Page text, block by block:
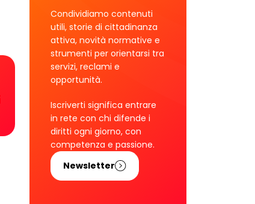
Condividiamo contenuti
utili, storie di cittadinanza
attiva, novità normative e
strumenti per orientarsi tra
servizi, reclami e
opportunità.
Iscriverti significa entrare
in rete con chi difende i
diritti ogni giorno, con
competenza e passione.
Newsletter